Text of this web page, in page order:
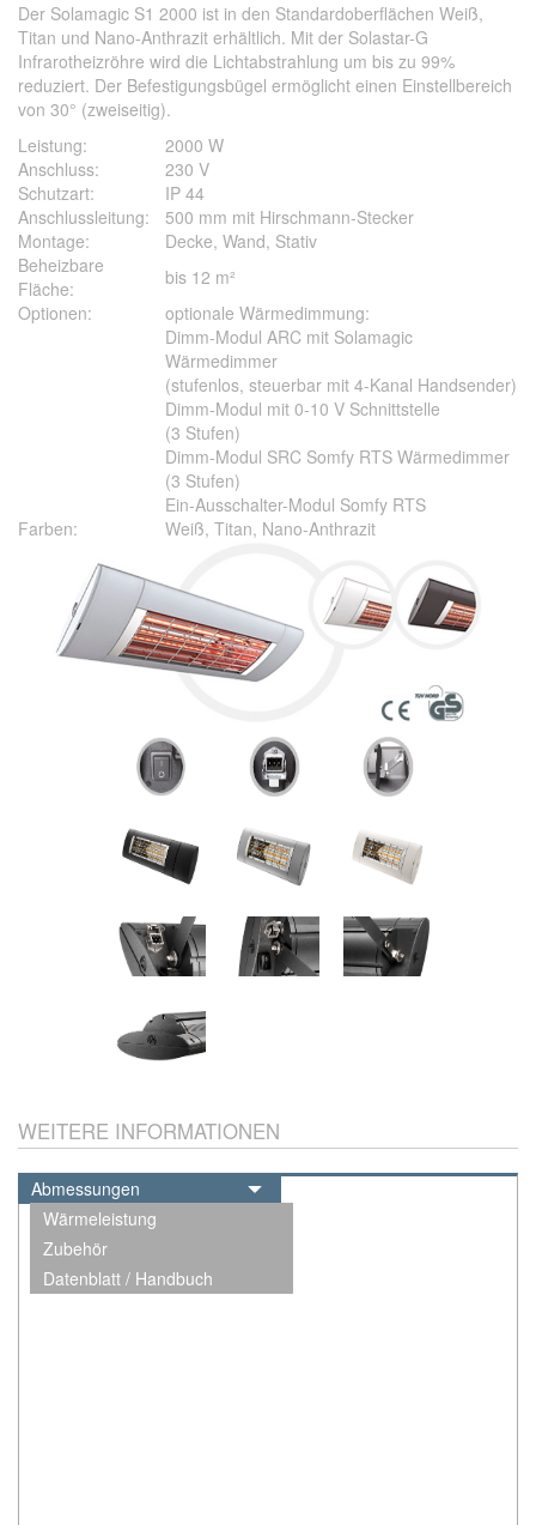
Der Solamagic S1 2000 ist in den Standardoberflächen Weiß,
Titan und Nano-Anthrazit erhältlich. Mit der Solastar-G
Infrarotheizröhre wird die Lichtabstrahlung um bis zu 99%
reduziert. Der Befestigungsbügel ermöglicht einen Einstellbereich
von 30° (zweiseitig).
Leistung:
2000 W
Anschluss:
230 V
Schutzart:
IP 44
Anschlussleitung:
500 mm mit Hirschmann-Stecker
Montage:
Decke, Wand, Stativ
Beheizbare
Fläche:
bis 12 m²
Optionen:
optionale Wärmedimmung:
Dimm-Modul ARC mit Solamagic
Wärmedimmer
(stufenlos, steuerbar mit 4-Kanal Handsender)
Dimm-Modul mit 0-10 V Schnittstelle
(3 Stufen)
Dimm-Modul SRC Somfy RTS Wärmedimmer
(3 Stufen)
Ein-Ausschalter-Modul Somfy RTS
Farben:
Weiß, Titan, Nano-Anthrazit
WEITERE INFORMATIONEN
Abmessungen
Wärmeleistung
Zubehör
Datenblatt / Handbuch